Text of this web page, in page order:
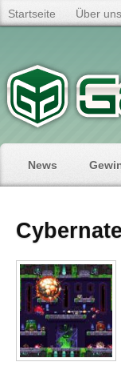
Startseite Über uns
News